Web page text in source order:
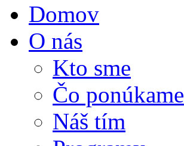
Domov
O nás
Kto sme
Čo ponúkame
Náš tím